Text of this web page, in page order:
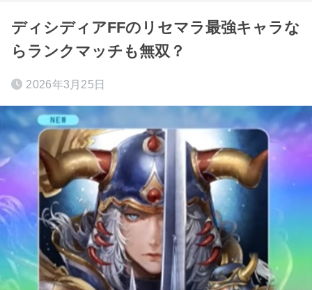
ディシディアFFのリセマラ最強キャラな
らランクマッチも無双？
2026年3月25日